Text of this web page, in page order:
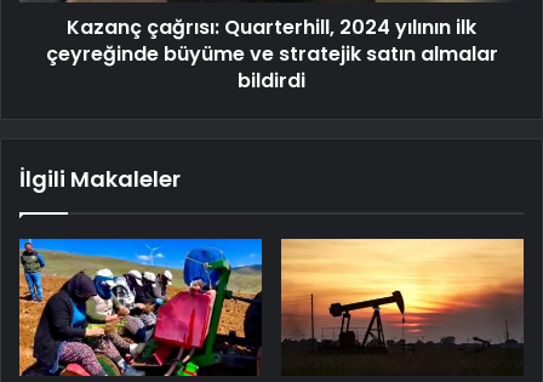
Kazanç çağrısı: Quarterhill, 2024 yılının ilk
çeyreğinde büyüme ve stratejik satın almalar
bildirdi
İlgili Makaleler